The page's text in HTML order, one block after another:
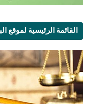
القائمة الرئيسية لموقع